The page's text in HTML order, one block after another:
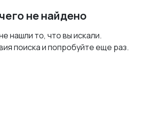
не найдено
нашли то, что вы искали.
поиска и попробуйте еще раз.